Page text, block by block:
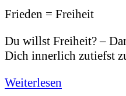
Frieden = Freiheit
Du willst Freiheit? –
Dich innerlich zutiefst
Weiterlesen